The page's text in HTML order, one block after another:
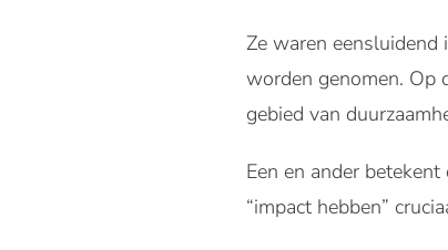
Ze waren eensluidend
worden genomen. Op
gebied van
Een en ander
“impact hebben”